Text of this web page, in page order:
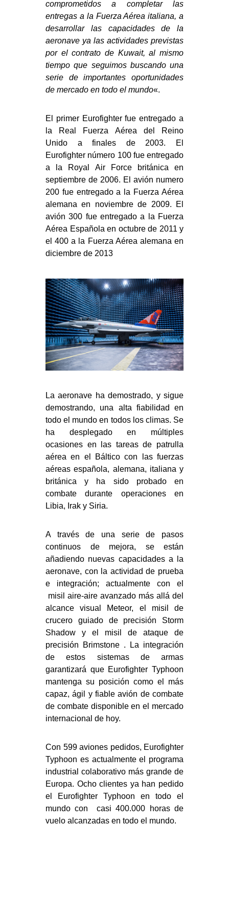
comprometidos a completar las
entregas a la Fuerza Aérea italiana, a
desarrollar las capacidades de la
aeronave ya las actividades previstas
por el contrato de Kuwait, al mismo
tiempo que seguimos buscando una
serie de importantes oportunidades
de mercado en todo el mundo«.
El primer Eurofighter fue entregado a
la Real Fuerza Aérea del Reino
Unido a finales de 2003. El
Eurofighter número 100 fue entregado
a la Royal Air Force británica en
septiembre de 2006. El avión numero
200 fue entregado a la Fuerza Aérea
alemana en noviembre de 2009. El
avión 300 fue entregado a la Fuerza
Aérea Española en octubre de 2011 y
el 400 a la Fuerza Aérea alemana en
diciembre de 2013
La aeronave ha demostrado, y sigue
demostrando, una alta fiabilidad en
todo el mundo en todos los climas. Se
ha desplegado en múltiples
ocasiones en las tareas de patrulla
aérea en el Báltico con las fuerzas
aéreas española, alemana, italiana y
británica y ha sido probado en
combate durante operaciones en
Libia, Irak y Siria.
A través de una serie de pasos
continuos de mejora, se están
añadiendo nuevas capacidades a la
aeronave, con la actividad de prueba
e integración; actualmente con el
misil aire-aire avanzado más allá del
alcance visual Meteor, el misil de
crucero guiado de precisión Storm
Shadow y el misil de ataque de
precisión Brimstone . La integración
de estos sistemas de armas
garantizará que Eurofighter Typhoon
mantenga su posición como el más
capaz, ágil y fiable avión de combate
de combate disponible en el mercado
internacional de hoy.
Con 599 aviones pedidos, Eurofighter
Typhoon es actualmente el programa
industrial colaborativo más grande de
Europa. Ocho clientes ya han pedido
el Eurofighter Typhoon en todo el
mundo con casi 400.000 horas de
vuelo alcanzadas en todo el mundo.